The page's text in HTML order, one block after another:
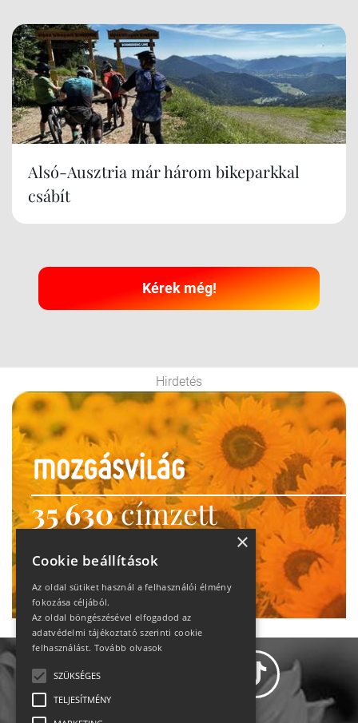
Alsó-Ausztria már három bikeparkkal
csábít
Kérek még!
Hirdetés
35 630címzett
heti motiváció
Ne maradj le!
×
Cookie beállítások
Az oldal sütiket használ a felhasználói élmény
fokozása céljából.
Az oldal böngészésével elfogadod az
adatvédelmi tájékoztató szerinti cookie
felhasználást. Tovább olvasok
SZÜKSÉGES
TELJESÍTMÉNY